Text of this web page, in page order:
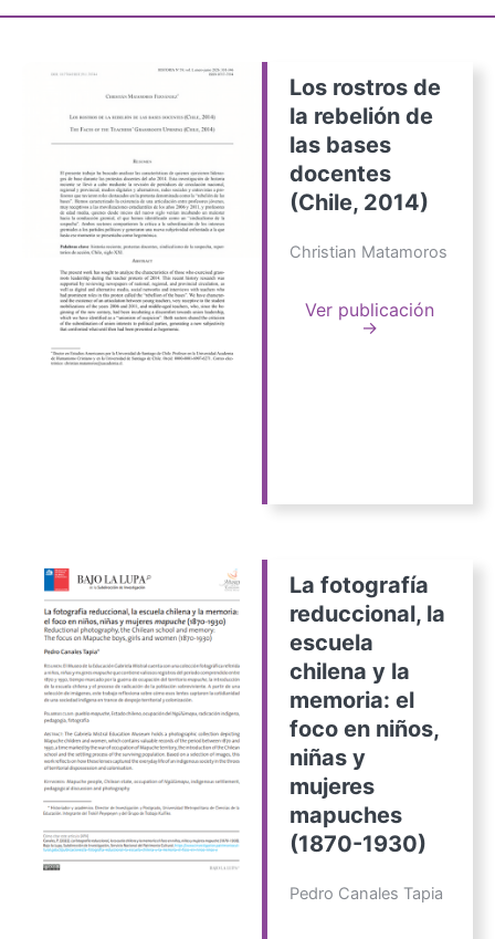
Los rostros de
la rebelión de
las bases
docentes
(Chile, 2014)
Christian Matamoros
Ver publicación
→
La fotografía
reduccional, la
escuela
chilena y la
memoria: el
foco en niños,
niñas y
mujeres
mapuches
(1870-1930)
Pedro Canales Tapia